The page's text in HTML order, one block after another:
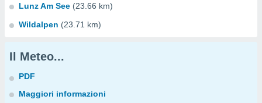
Lunz Am See (23.66 km)
Wildalpen (23.71 km)
Il Meteo...
PDF
Maggiori informazioni